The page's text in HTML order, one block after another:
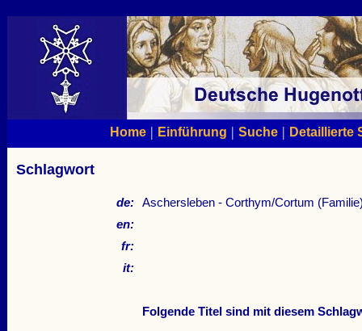
Home| Einführung | Suche| Detaillierte
Schlagwort
de: Aschersleben - Corthym/Cortum
en:
fr:
it:
Folgende Titel sind mit diesem